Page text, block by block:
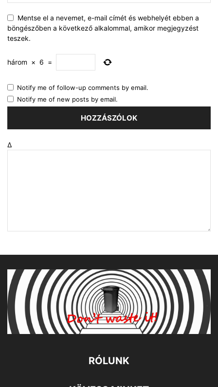
Mentse el a nevemet, e-mail címét és webhelyét ebben a
böngészőben a következő alkalommal, amikor megjegyzést
teszek.
három × 6 =
Notify me of follow-up comments by email.
Notify me of new posts by email.
Δ
RÓLUNK